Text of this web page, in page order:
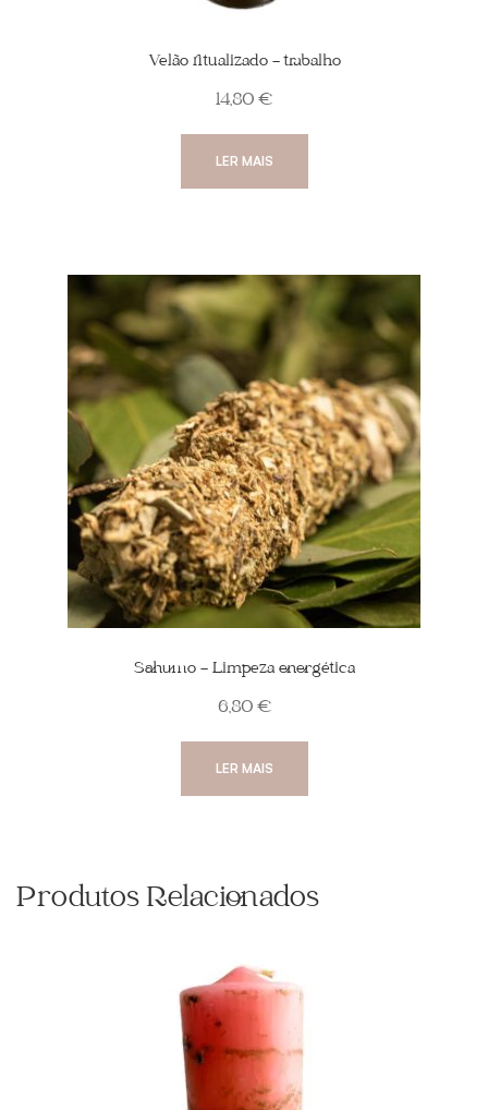
Velão ritualizado – trabalho
14,80 €
LER MAIS
Sahumo – Limpeza energética
6,80 €
LER MAIS
Produtos Relacionados